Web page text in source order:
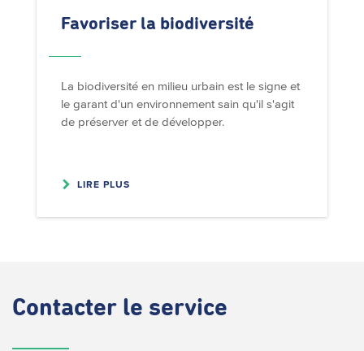
Favoriser la biodiversité
La biodiversité en milieu urbain est le signe et
le garant d'un environnement sain qu'il s'agit
de préserver et de développer.
LIRE PLUS
Contacter le service